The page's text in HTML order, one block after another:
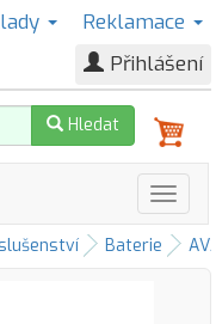
Reklamace
Přihlášení
Hledat
Baterie